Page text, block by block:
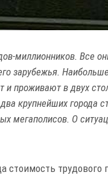
миллионников. Все
зарубежья.
проживают в двух
крупнейших города
мегаполисов. О
стоимость